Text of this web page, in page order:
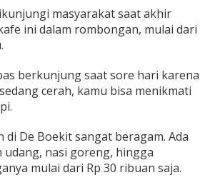
masyarakat saat akhir
ini dalam rombongan, mulai dari
berkunjung saat sore hari karena
cerah, kamu bisa menikmati
De Boekit sangat beragam. Ada
nasi goreng, hingga
mulai dari Rp 30 ribuan saja.